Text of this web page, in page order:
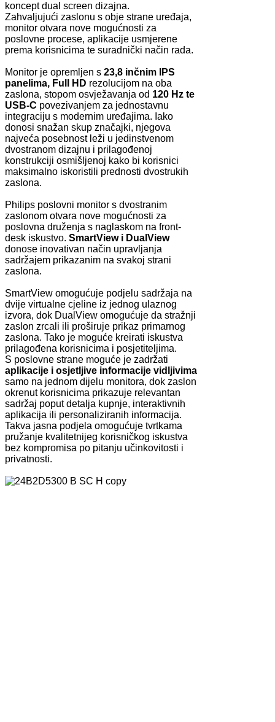
koncept dual screen dizajna.
Zahvaljujući zaslonu s obje strane uređaja,
monitor otvara nove mogućnosti za
poslovne procese, aplikacije usmjerene
prema korisnicima te suradnički način rada.
Monitor je opremljen s 23,8 inčnim IPS
panelima, Full HD rezolucijom na oba
zaslona, stopom osvježavanja od 120 Hz te
USB-C povezivanjem za jednostavnu
integraciju s modernim uređajima. Iako
donosi snažan skup značajki, njegova
najveća posebnost leži u jedinstvenom
dvostranom dizajnu i prilagođenoj
konstrukciji osmišljenoj kako bi korisnici
maksimalno iskoristili prednosti dvostrukih
zaslona.
Philips poslovni monitor s dvostranim
zaslonom otvara nove mogućnosti za
poslovna druženja s naglaskom na front-
desk iskustvo. SmartView i DualView
donose inovativan način upravljanja
sadržajem prikazanim na svakoj strani
zaslona.
SmartView omogućuje podjelu sadržaja na
dvije virtualne cjeline iz jednog ulaznog
izvora, dok DualView omogućuje da stražnji
zaslon zrcali ili proširuje prikaz primarnog
zaslona. Tako je moguće kreirati iskustva
prilagođena korisnicima i posjetiteljima.
S poslovne strane moguće je zadržati
aplikacije i osjetljive informacije vidljivima
samo na jednom dijelu monitora, dok zaslon
okrenut korisnicima prikazuje relevantan
sadržaj poput detalja kupnje, interaktivnih
aplikacija ili personaliziranih informacija.
Takva jasna podjela omogućuje tvrtkama
pružanje kvalitetnijeg korisničkog iskustva
bez kompromisa po pitanju učinkovitosti i
privatnosti.